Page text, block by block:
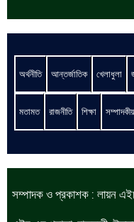
অর্থনীতি আন্তর্জাতিক খেলাধুলা
মতামত রাজনীতি শিক্ষা সম্পাদকীয়
সম্পাদক ও প্রকাশক : লায়ন